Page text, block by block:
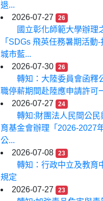
退...
2026-07-27
26
國立彰化師範大學辦理
「SDGs 飛英任務暑期活動
城市藍...
2026-07-30
26
轉知：大陸委員會函釋
職停薪期間赴陸應申請許可
2026-07-27
24
轉知:財團法人民間公民
育基金會辦理「2026-2027
公...
2026-07-08
23
轉知：行政中立及教育
規定
2026-07-27
23